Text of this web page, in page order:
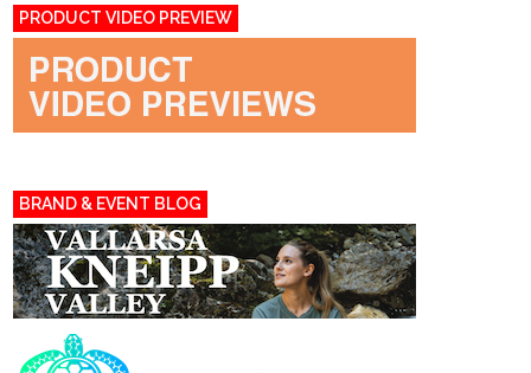
PRODUCT VIDEO PREVIEW
BRAND & EVENT BLOG